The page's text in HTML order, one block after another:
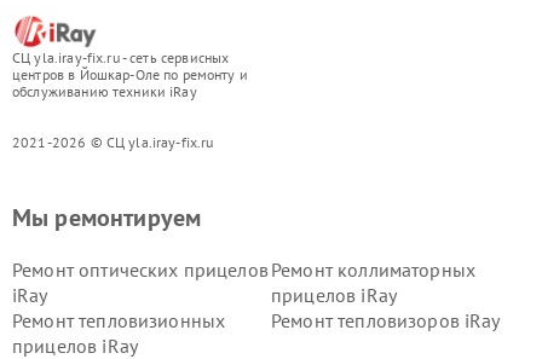
СЦ yla.iray-fix.ru - сеть сервисных
центров в Йошкар-Оле по ремонту и
обслуживанию техники iRay
2021-2026 © СЦ yla.iray-fix.ru
Мы ремонтируем
Ремонт оптических прицелов
iRay
Ремонт коллиматорных
прицелов iRay
Ремонт тепловизионных
прицелов iRay
Ремонт тепловизоров iRay